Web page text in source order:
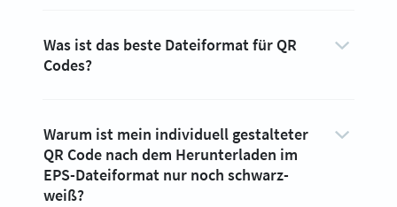
Was ist das beste Dateiformat für QR
Codes?
Warum ist mein individuell gestalteter
QR Code nach dem Herunterladen im
EPS-Dateiformat nur noch schwarz-
weiß?